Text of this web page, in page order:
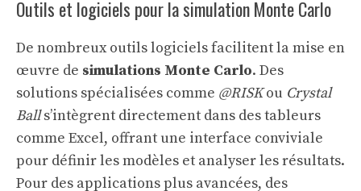
Outils et logiciels pour la simulation Monte Carlo
De nombreux outils logiciels facilitent la mise en
œuvre de simulations Monte Carlo. Des
solutions spécialisées comme @RISKou Crystal
Balls’intègrent directement dans des tableurs
comme Excel, offrant une interface conviviale
pour définir les modèles et analyser les résultats.
Pour des applications plus avancées, des